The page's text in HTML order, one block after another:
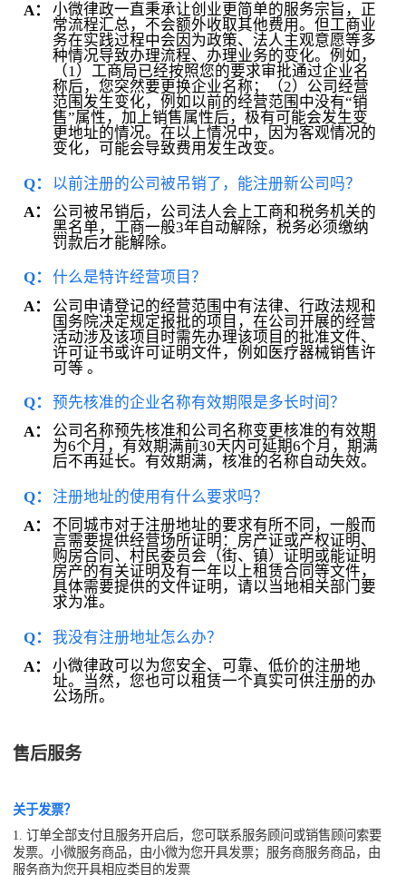
A：
小微律政一直秉承让创业更简单的服务宗旨，正
常流程汇总，不会额外收取其他费用。但工商业
务在实践过程中会因为政策、法人主观意愿等多
种情况导致办理流程、办理业务的变化。例如，
（1）工商局已经按照您的要求审批通过企业名
称后，您突然要更换企业名称；（2）公司经营
范围发生变化，例如以前的经营范围中没有“销
售”属性，加上销售属性后，极有可能会发生变
更地址的情况。在以上情况中，因为客观情况的
变化，可能会导致费用发生改变。
Q：
以前注册的公司被吊销了，能注册新公司吗？
A：
公司被吊销后，公司法人会上工商和税务机关的
黑名单，工商一般3年自动解除，税务必须缴纳
罚款后才能解除。
Q： 什么是特许经营项目？
A：
公司申请登记的经营范围中有法律、行政法规和
国务院决定规定报批的项目，在公司开展的经营
活动涉及该项目时需先办理该项目的批准文件、
许可证书或许可证明文件，例如医疗器械销售许
可等 。
Q： 预先核准的企业名称有效期限是多长时间？
A：
公司名称预先核准和公司名称变更核准的有效期
为6个月，有效期满前30天内可延期6个月，期满
后不再延长。有效期满，核准的名称自动失效。
Q：
注册地址的使用有什么要求吗？
A：
不同城市对于注册地址的要求有所不同，一般而
言需要提供经营场所证明：房产证或产权证明、
购房合同、村民委员会（街、镇）证明或能证明
房产的有关证明及有一年以上租赁合同等文件，
具体需要提供的文件证明，请以当地相关部门要
求为准。
Q： 我没有注册地址怎么办？
A：
小微律政可以为您安全、可靠、低价的注册地
址。当然，您也可以租赁一个真实可供注册的办
公场所。
售后服务
关于发票？
1. 订单全部支付且服务开启后，您可联系服务顾问或销售顾问索要
发票。小微服务商品，由小微为您开具发票；服务商服务商品，由
服务商为您开具相应类目的发票